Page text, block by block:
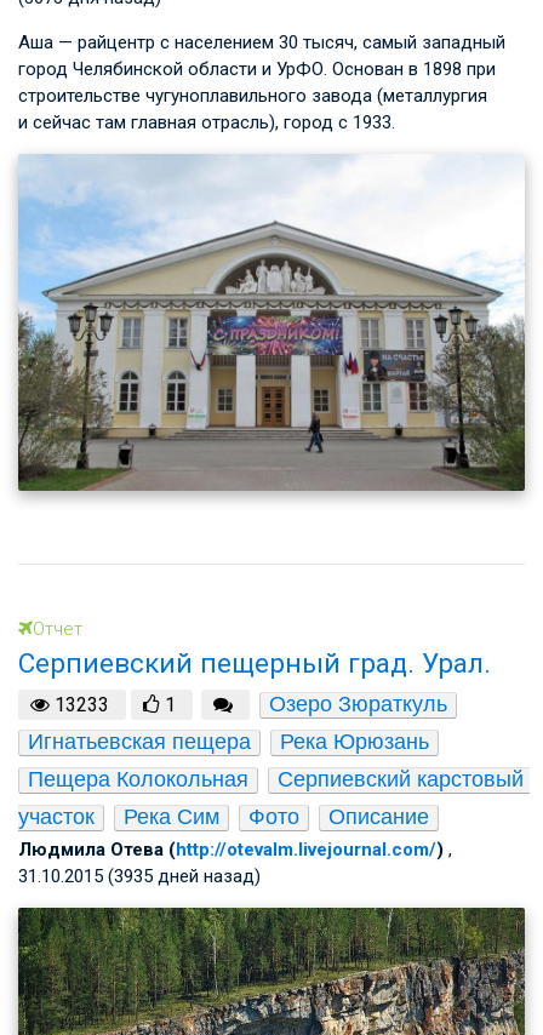
Аша — райцентр с населением 30 тысяч, самый западный
город Челябинской области и УрФО. Основан в 1898 при
строительстве чугуноплавильного завода (металлургия
и сейчас там главная отрасль), город с 1933.
Отчет
Серпиевский пещерный град. Урал.
13233 1
Озеро Зюраткуль
Игнатьевская пещера
Река Юрюзань
Пещера Колокольная
Серпиевский карстовый
участок
Река Сим Фото Описание
Людмила Отева (http://otevalm.livejournal.com/) ,
31.10.2015 (3935 дней назад)